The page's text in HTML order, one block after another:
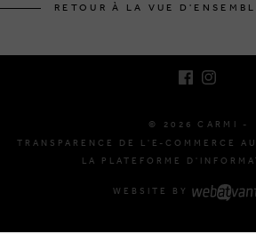
RETOUR À LA VUE
© 2026 CARMI -
TRANSPARENCE DE L'E-COMMERCE
LA PLATEFORME
WEBSITE BY